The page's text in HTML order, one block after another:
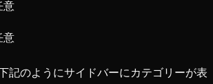
意
意
記のようにサイドバーにカテゴリーが表